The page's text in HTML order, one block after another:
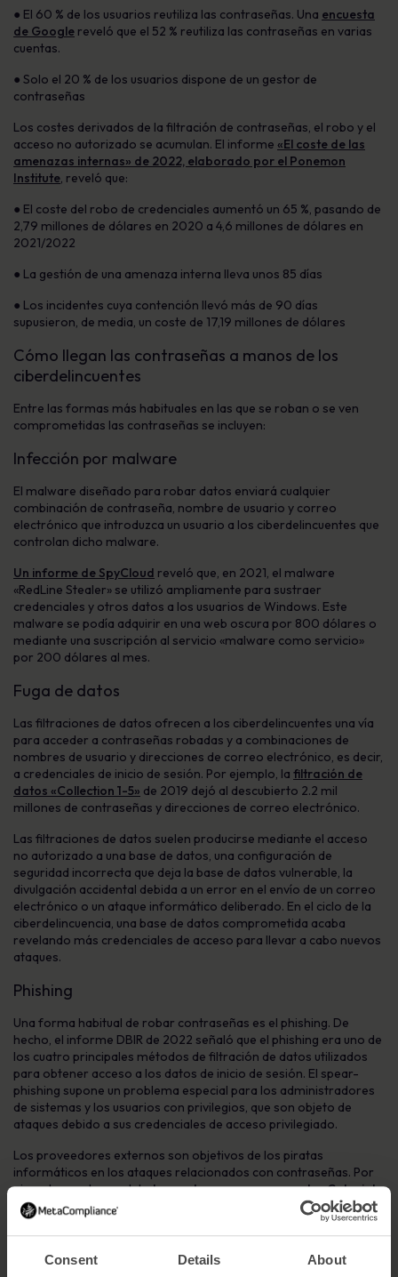
Consent Details About
● El 60 % de los usuarios reutiliza las contraseñas. Una encuesta
de Google reveló que el 52 % reutiliza las contraseñas en varias
cuentas.
● Solo el 20 % de los usuarios dispone de un gestor de
contraseñas
Los costes derivados de la filtración de contraseñas, el robo y el
acceso no autorizado se acumulan. El informe «El coste de las
amenazas internas» de 2022, elaborado por el Ponemon
Institute, reveló que:
● El coste del robo de credenciales aumentó un 65 %, pasando de
2,79 millones de dólares en 2020 a 4,6 millones de dólares en
2021/2022
● La gestión de una amenaza interna lleva unos 85 días
● Los incidentes cuya contención llevó más de 90 días
supusieron, de media, un coste de 17,19 millones de dólares
Cómo llegan las contraseñas a manos de los
ciberdelincuentes
Entre las formas más habituales en las que se roban o se ven
comprometidas las contraseñas se incluyen:
Infección por malware
El malware diseñado para robar datos enviará cualquier
combinación de contraseña, nombre de usuario y correo
electrónico que introduzca un usuario a los ciberdelincuentes que
controlan dicho malware.
Un informe de SpyCloud reveló que, en 2021, el malware
«RedLine Stealer» se utilizó ampliamente para sustraer
credenciales y otros datos a los usuarios de Windows. Este
malware se podía adquirir en una web oscura por 800 dólares o
mediante una suscripción al servicio «malware como servicio»
por 200 dólares al mes.
Fuga de datos
Las filtraciones de datos ofrecen a los ciberdelincuentes una vía
para acceder a contraseñas robadas y a combinaciones de
nombres de usuario y direcciones de correo electrónico, es decir,
a credenciales de inicio de sesión. Por ejemplo, la filtración de
datos «Collection 1-5» de 2019 dejó al descubierto 2.2 mil
millones de contraseñas y direcciones de correo electrónico.
Las filtraciones de datos suelen producirse mediante el acceso
no autorizado a una base de datos, una configuración de
seguridad incorrecta que deja la base de datos vulnerable, la
divulgación accidental debida a un error en el envío de un correo
electrónico o un ataque informático deliberado. En el ciclo de la
ciberdelincuencia, una base de datos comprometida acaba
revelando más credenciales de acceso para llevar a cabo nuevos
ataques.
Phishing
Una forma habitual de robar contraseñas es el phishing. De
hecho, el informe DBIR de 2022 señaló que el phishing era uno de
los cuatro principales métodos de filtración de datos utilizados
para obtener acceso a los datos de inicio de sesión. El spear-
phishing supone un problema especial para los administradores
de sistemas y los usuarios con privilegios, que son objeto de
ataques debido a sus credenciales de acceso privilegiado.
Los proveedores externos son objetivos de los piratas
informáticos en los ataques relacionados con contraseñas. Por
ejemplo, en el caso delataque de ransomware contra Colonial
Pipeline en 2021, una sola contraseña sustraída a un exempleado
se relacionó con el ataque que provocó el cierre temporal de la
mitad del suministro de combustible de EE. UU.